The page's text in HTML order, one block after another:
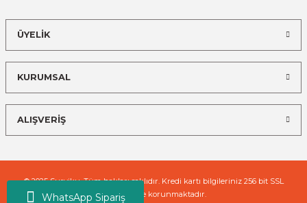
WhatsApp Sipariş
ÜYELİK
KURUMSAL
ALIŞVERİŞ
© 2025 Surviku. Tüm hakları saklıdır. Kredi kartı bilgileriniz 256 bit SSL
sertifikası ile korunmaktadır.